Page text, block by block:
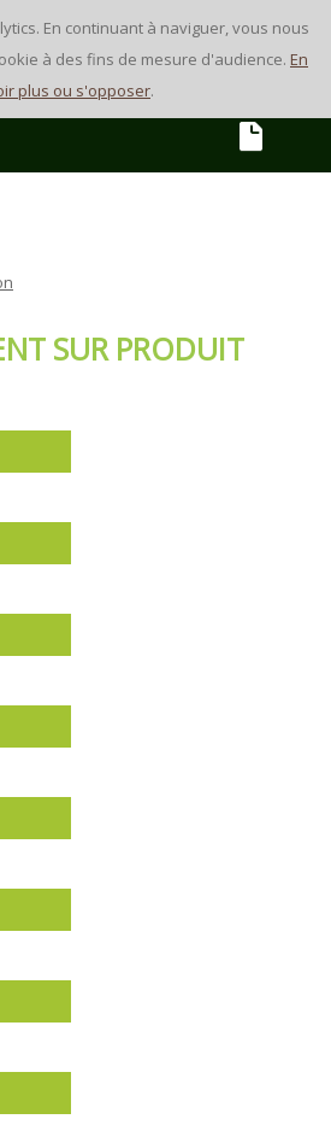
En continuant à naviguer, vous nous
à des fins de mesure d'audience. En
plus ou s'opposer.
SUR PRODUIT